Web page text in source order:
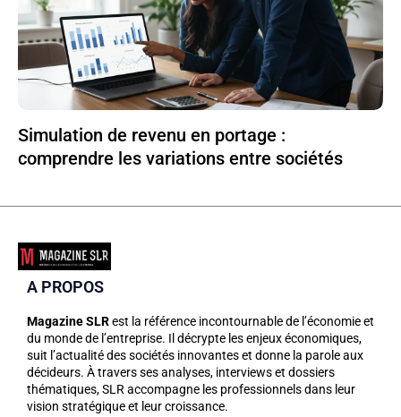
Simulation de revenu en portage :
comprendre les variations entre sociétés
A PROPOS
Magazine SLRest la référence incontournable de l’économie et
du monde de l’entreprise. Il décrypte les enjeux économiques,
suit l’actualité des sociétés innovantes et donne la parole aux
décideurs. À travers ses analyses, interviews et dossiers
thématiques, SLR accompagne les professionnels dans leur
vision stratégique et leur croissance.